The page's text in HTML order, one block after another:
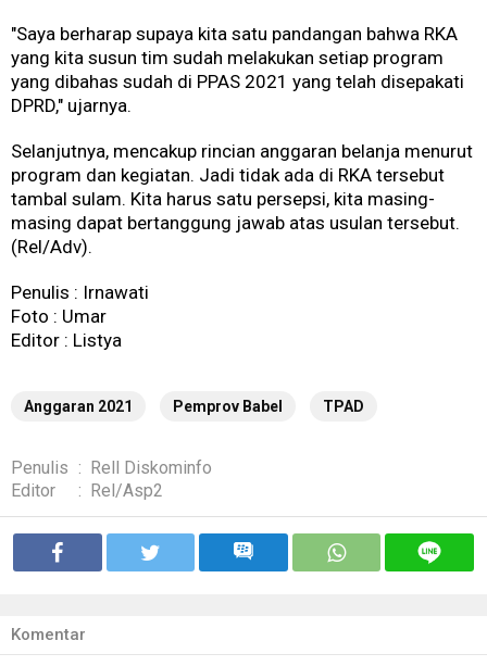
"Saya berharap supaya kita satu pandangan bahwa RKA
yang kita susun tim sudah melakukan setiap program
yang dibahas sudah di PPAS 2021 yang telah disepakati
DPRD," ujarnya.
Selanjutnya, mencakup rincian anggaran belanja menurut
program dan kegiatan. Jadi tidak ada di RKA tersebut
tambal sulam. Kita harus satu persepsi, kita masing-
masing dapat bertanggung jawab atas usulan tersebut.
(Rel/Adv).
Penulis : Irnawati
Foto : Umar
Editor : Listya
Anggaran 2021 Pemprov Babel TPAD
Penulis : Rell Diskominfo
Editor
: Rel/Asp2
Komentar